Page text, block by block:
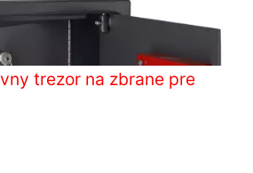
trezor na zbrane pre